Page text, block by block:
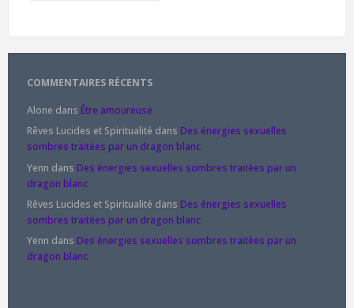
COMMENTAIRES RÉCENTS
Alone dans Être amoureuse
Rêves Lucides et Spiritualité dans Des énergies sexuelles
sombres traitées par un dragon blanc
Yenn dans Des énergies sexuelles sombres traitées par un
dragon blanc
Rêves Lucides et Spiritualité dans Des énergies sexuelles
sombres traitées par un dragon blanc
Yenn dans Des énergies sexuelles sombres traitées par un
dragon blanc